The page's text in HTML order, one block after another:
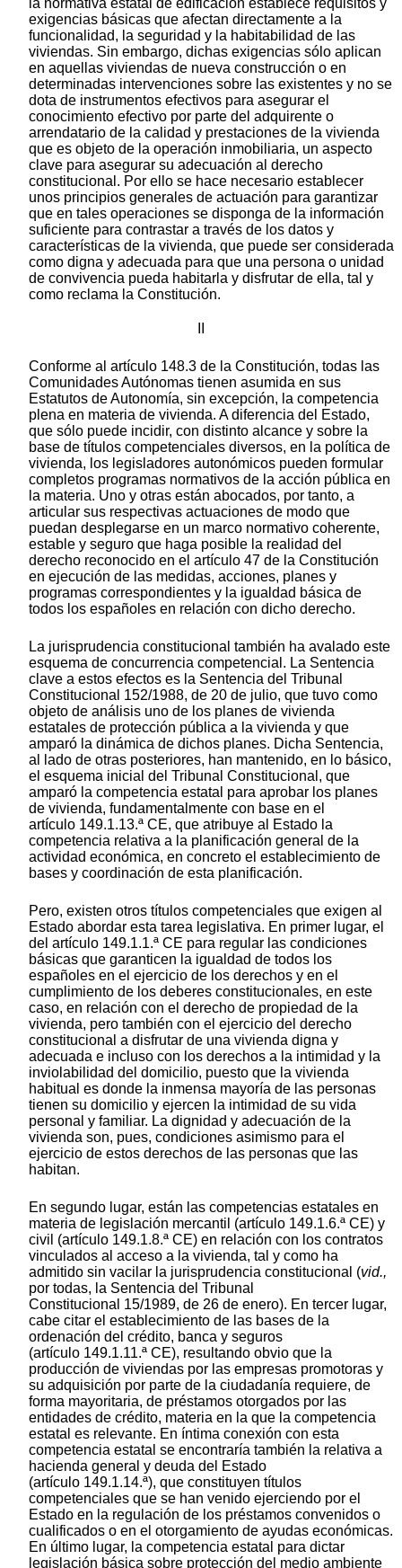
la normativa estatal de edificación establece requisitos y
exigencias básicas que afectan directamente a la
funcionalidad, la seguridad y la habitabilidad de las
viviendas. Sin embargo, dichas exigencias sólo aplican
en aquellas viviendas de nueva construcción o en
determinadas intervenciones sobre las existentes y no se
dota de instrumentos efectivos para asegurar el
conocimiento efectivo por parte del adquirente o
arrendatario de la calidad y prestaciones de la vivienda
que es objeto de la operación inmobiliaria, un aspecto
clave para asegurar su adecuación al derecho
constitucional. Por ello se hace necesario establecer
unos principios generales de actuación para garantizar
que en tales operaciones se disponga de la información
suficiente para contrastar a través de los datos y
características de la vivienda, que puede ser considerada
como digna y adecuada para que una persona o unidad
de convivencia pueda habitarla y disfrutar de ella, tal y
como reclama la Constitución.
Conforme al artículo 148.3 de la Constitución, todas las
Comunidades Autónomas tienen asumida en sus
Estatutos de Autonomía, sin excepción, la competencia
plena en materia de vivienda. A diferencia del Estado,
que sólo puede incidir, con distinto alcance y sobre la
base de títulos competenciales diversos, en la política de
vivienda, los legisladores autonómicos pueden formular
completos programas normativos de la acción pública en
la materia. Uno y otras están abocados, por tanto, a
articular sus respectivas actuaciones de modo que
puedan desplegarse en un marco normativo coherente,
estable y seguro que haga posible la realidad del
derecho reconocido en el artículo 47 de la Constitución
en ejecución de las medidas, acciones, planes y
programas correspondientes y la igualdad básica de
todos los españoles en relación con dicho derecho.
La jurisprudencia constitucional también ha avalado este
esquema de concurrencia competencial. La Sentencia
clave a estos efectos es la Sentencia del Tribunal
Constitucional 152/1988, de 20 de julio, que tuvo como
objeto de análisis uno de los planes de vivienda
estatales de protección pública a la vivienda y que
amparó la dinámica de dichos planes. Dicha Sentencia,
al lado de otras posteriores, han mantenido, en lo básico,
el esquema inicial del Tribunal Constitucional, que
amparó la competencia estatal para aprobar los planes
de vivienda, fundamentalmente con base en el
artículo 149.1.13.ª CE, que atribuye al Estado la
competencia relativa a la planificación general de la
actividad económica, en concreto el establecimiento de
bases y coordinación de esta planificación.
Pero, existen otros títulos competenciales que exigen al
Estado abordar esta tarea legislativa. En primer lugar, el
del artículo 149.1.1.ª CE para regular las condiciones
básicas que garanticen la igualdad de todos los
españoles en el ejercicio de los derechos y en el
cumplimiento de los deberes constitucionales, en este
caso, en relación con el derecho de propiedad de la
vivienda, pero también con el ejercicio del derecho
constitucional a disfrutar de una vivienda digna y
adecuada e incluso con los derechos a la intimidad y la
inviolabilidad del domicilio, puesto que la vivienda
habitual es donde la inmensa mayoría de las personas
tienen su domicilio y ejercen la intimidad de su vida
personal y familiar. La dignidad y adecuación de la
vivienda son, pues, condiciones asimismo para el
ejercicio de estos derechos de las personas que las
habitan.
En segundo lugar, están las competencias estatales en
materia de legislación mercantil (artículo 149.1.6.ª CE) y
civil (artículo 149.1.8.ª CE) en relación con los contratos
vinculados al acceso a la vivienda, tal y como ha
admitido sin vacilar la jurisprudencia constitucional (vid.,
por todas, la Sentencia del Tribunal
Constitucional 15/1989, de 26 de enero). En tercer lugar,
cabe citar el establecimiento de las bases de la
ordenación del crédito, banca y seguros
(artículo 149.1.11.ª CE), resultando obvio que la
producción de viviendas por las empresas promotoras y
su adquisición por parte de la ciudadanía requiere, de
forma mayoritaria, de préstamos otorgados por las
entidades de crédito, materia en la que la competencia
estatal es relevante. En íntima conexión con esta
competencia estatal se encontraría también la relativa a
hacienda general y deuda del Estado
(artículo 149.1.14.ª), que constituyen títulos
competenciales que se han venido ejerciendo por el
Estado en la regulación de los préstamos convenidos o
cualificados o en el otorgamiento de ayudas económicas.
En último lugar, la competencia estatal para dictar
legislación básica sobre protección del medio ambiente